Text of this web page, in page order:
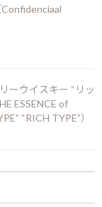
10 years）
北新地店は14周
& SHERRY
Confidenciaal
ーウイスキー “リッ
ESSENCE of
“RICH TYPE”）